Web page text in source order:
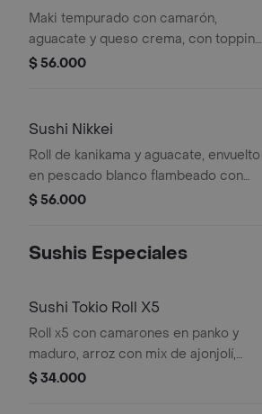
chispas de tempura.
Maki tempurado con camarón,
aguacate y queso crema, con topping
de tartar de salmón, kanikama y queso
zanahoria crocante.
$ 56.000
Sushi Nikkei
Roll de kanikama y aguacate, envuelto
en pescado blanco flambeado con
aceite de oliva, topping de salsa
$ 56.000
Sushis Especiales
Sushi Tokio Roll X5
Roll x5 con camarones en panko y
maduro, arroz con mix de ajonjolí,
salsa de queso, anguila, parmesano y
$ 34.000